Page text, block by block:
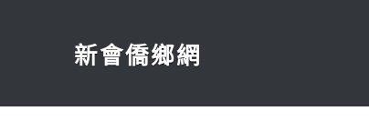
新會僑鄉網